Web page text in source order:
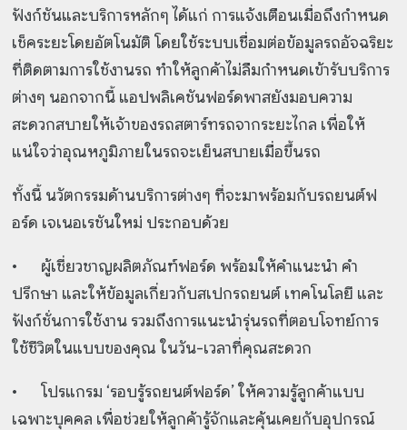
ฟังก์ชันและบริการหลักๆ ได้แก่ การแจ้งเตือนเมื่อถึงกำหนด
เช็คระยะโดยอัตโนมัติ โดยใช้ระบบเชื่อมต่อข้อมูลรถอัจฉริยะ
ที่ติดตามการใช้งานรถ ทำให้ลูกค้าไม่ลืมกำหนดเข้ารับบริการ
ต่างๆ นอกจากนี้ แอปพลิเคชันฟอร์ดพาสยังมอบความ
สะดวกสบายให้เจ้าของรถสตาร์ทรถจากระยะไกล เพื่อให้
แน่ใจว่าอุณหภูมิภายในรถจะเย็นสบายเมื่อขึ้นรถ
ทั้งนี้ นวัตกรรมด้านบริการต่างๆ ที่จะมาพร้อมกับรถยนต์ฟ
อร์ด เจเนอเรชันใหม่ ประกอบด้วย
•
ผู้เชี่ยวชาญผลิตภัณฑ์ฟอร์ด พร้อมให้คำแนะนำ คำ
ปรึกษา และให้ข้อมูลเกี่ยวกับสเปกรถยนต์ เทคโนโลยี และ
ฟังก์ชั่นการใช้งาน รวมถึงการแนะนำรุ่นรถที่ตอบโจทย์การ
ใช้ชีวิตในแบบของคุณ ในวัน-เวลาที่คุณสะดวก
•
โปรแกรม ‘รอบรู้รถยนต์ฟอร์ด’ ให้ความรู้ลูกค้าแบบ
เฉพาะบุคคล เพื่อช่วยให้ลูกค้ารู้จักและคุ้นเคยกับอุปกรณ์